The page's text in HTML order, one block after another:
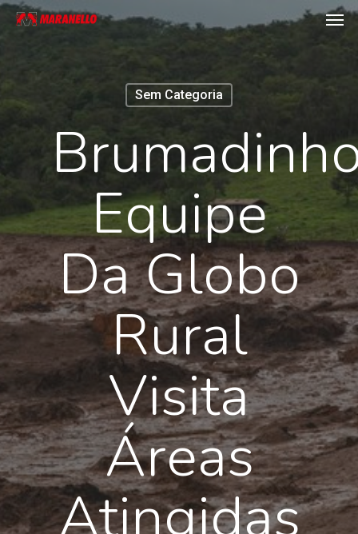
Skip
to
Sem Categoria
Equipe
Da Globo
Rural
Visita
Áreas
Atingidas